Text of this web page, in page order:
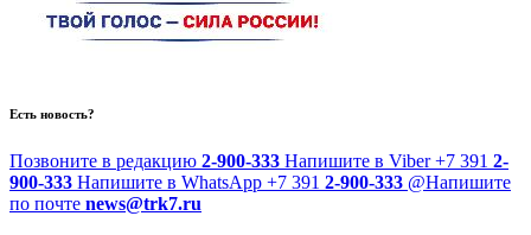
Есть новость?
Позвоните в редакцию 2-900-333 Напишите в Viber +7 391 2-
900-333 Напишите в WhatsApp +7 391 2-900-333 @Напишите
по почте news@trk7.ru